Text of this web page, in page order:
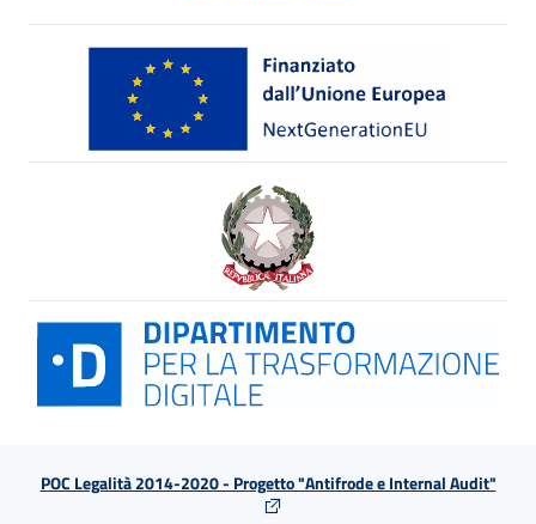
POC Legalità 2014-2020 - Progetto "Antifrode e Internal Audit"